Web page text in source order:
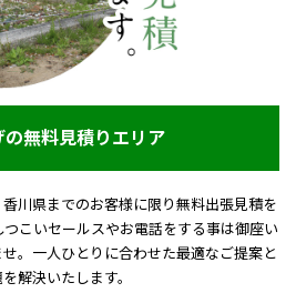
の無料見積りエリア
川県までのお客様に限り無料出張見積を
こいセールスやお電話をする事は御座い
。一人ひとりに合わせた最適なご提案と
解決いたします。